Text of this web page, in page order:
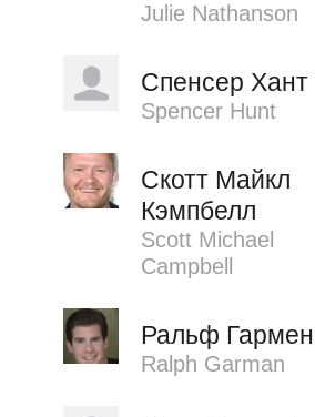
Julie Nathanson
Спенсер Хант
Spencer Hunt
Скотт Майкл
Кэмпбелл
Scott Michael
Campbell
Ральф Гармен
Ralph Garman